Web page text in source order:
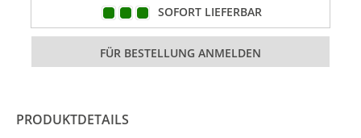
SOFORT LIEFERBAR
PRODUKTDETAILS